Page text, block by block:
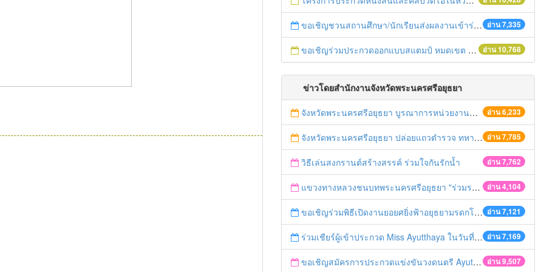
อ่าน 7,335
ขอเชิญชวนสถานศึกษา/นักเรียนส่งผลงานเข้าร่วมโครงการประกวดบทละครส่งเสริมค่านิยมหลัก ๑๒ ประการ
อ่าน 10,768
ขอเชิญร่วมประกวดออกแบบสแตมป์ หมดเขต 30 ก.ย.57
ข่าวโดยสำนักงานจังหวัดพระนครศรีอยุธยา
อ่าน 6,233
จังหวัดพระนครศรีอยุธยา บูรณาการหน่วยงานที่เกี่ยวข้อง ลงพื้นที่จัดระเบียบและดำเนินมาตรการตามบทลงโทษสูงสุดกับผู้ประกอบการร้านค้าที่ยังฝ่าฝืนตั้งร้านค้ารุกล้ำเขตพื้นที่ทางหลวง เตรียมความปลอดภัยก่อนเทศกาลสงกรานต์
อ่าน 7,785
จังหวัดพระนครศรีอยุธยา ปล่อยแถวตำรวจ ทหาร ฝ่ายปกครอง กว่า 100 นาย ตรวจเข้มท่ารถสาธารณะ สถานีขนส่งรถโดยสาร วินรถตู้ และสถานีรถไฟ เตรียมรับมือเทศกาลสงกรานต์
อ่าน 7,762
วิธีเล่นสงกรานต์สร้างสรรค์ ร่วมใจกันรักน้ำ
อ่าน 4,104
แขวงทางหลวงชนบทพระนครศรีอยุธยา "ร่วมรณรงค์ ขับช้า เปิดไฟหน้า คาดเข็มขัด" เทศกาลสงกรานต์ ปี 2561
อ่าน 7,121
ขอเชิญร่วมพิธีเปิดงานยอยศยิ่งฟ้าอยุธยามรดกโลก
อ่าน 7,169
ร่วมเชียร์ผู้เข้าประกวด Miss Ayutthaya ในวันที่ 15 ธันวาคม 2560
อ่าน 9,507
ขอเชิญสมัครการประกวดแข่งขันวงดนตรี Ayutthaya battle of the bands